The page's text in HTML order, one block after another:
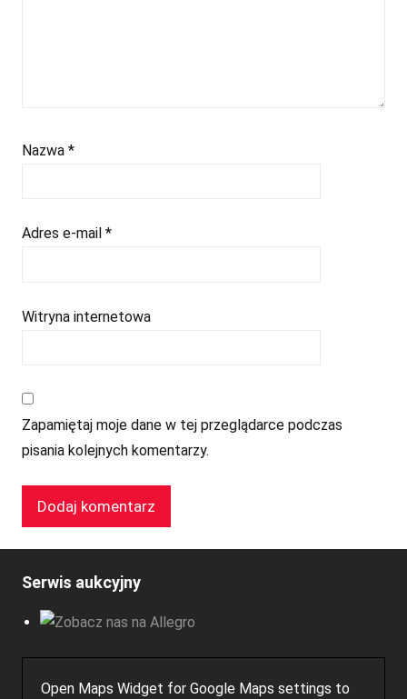
Nazwa *
Adres e-mail *
Witryna internetowa
Zapamiętaj moje dane w tej przeglądarce podczas
pisania kolejnych komentarzy.
Serwis aukcyjny
Open Maps Widget for Google Maps settings to